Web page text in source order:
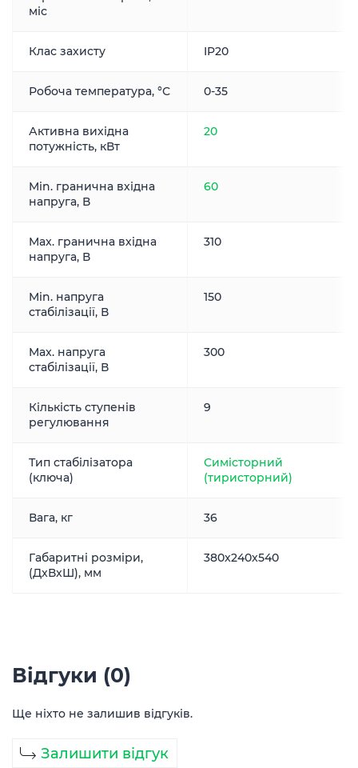
міс
Клас захисту IP20
Робоча температура, °С 0-35
Активна вихідна
потужність, кВт
20
Min. гранична вхідна
напруга, В
60
Max. гранична вхідна
напруга, В
310
Min. напруга
стабілізації, В
150
Max. напруга
стабілізації, В
300
Кількість ступенів
регулювання
9
Тип стабілізатора
(ключа)
Симісторний
(тиристорний)
Вага, кг 36
Габаритні розміри,
(ДxВxШ), мм
380x240x540
Відгуки (0)
Ще ніхто не залишив відгуків.
Залишити відгук